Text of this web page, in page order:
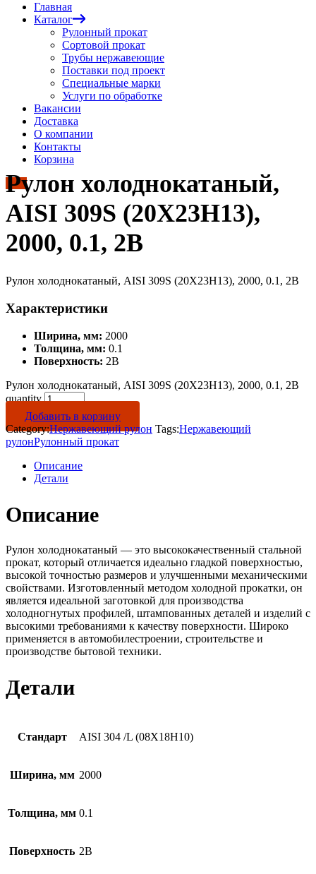
Главная
Каталог
Рулонный прокат
Сортовой прокат
Трубы нержавеющие
Поставки под проект
Специальные марки
Услуги по обработке
Вакансии
Доставка
О компании
Контакты
Корзина
Рулон холоднокатаный,
AISI 309S (20Х23Н13),
2000, 0.1, 2B
Рулон холоднокатаный, AISI 309S (20Х23Н13), 2000, 0.1, 2B
Характеристики
Ширина, мм: 2000
Толщина, мм: 0.1
Поверхность: 2B
Рулон холоднокатаный, AISI 309S (20Х23Н13), 2000, 0.1, 2B
quantity
Добавить в корзину
Category:Нержавеющий рулон Tags:Нержавеющий
рулонРулонный прокат
Описание
Детали
Описание
Рулон холоднокатаный — это высококачественный стальной
прокат, который отличается идеально гладкой поверхностью,
высокой точностью размеров и улучшенными механическими
свойствами. Изготовленный методом холодной прокатки, он
является идеальной заготовкой для производства
холодногнутых профилей, штампованных деталей и изделий с
высокими требованиями к качеству поверхности. Широко
применяется в автомобилестроении, строительстве и
производстве бытовой техники.
Детали
Стандарт AISI 304 /L (08Х18Н10)
Ширина, мм 2000
Толщина, мм 0.1
Поверхность 2B